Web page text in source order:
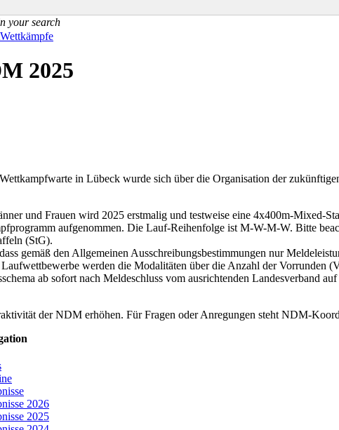
your search
Wettkämpfe
2025
in Lübeck wurde sich über die Organisation der
und Frauen wird 2025 erstmalig und testweise eine 4x400m-Mixed-
aufgenommen. Die Lauf-Reihenfolge ist M-W-M-W. Bitte
(StG).
gemäß den Allgemeinen Ausschreibungsbestimmungen nur
werden die Modalitäten über die Anzahl der Vorrunden
ab sofort nach Meldeschluss vom ausrichtenden Landesverband
der NDM erhöhen. Für Fragen oder Anregungen steht NDM-
2026
2025